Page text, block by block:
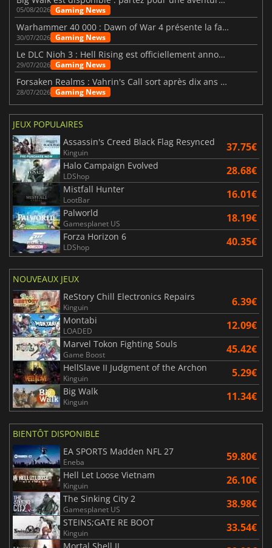
05/08/2026 Gaming News
Warhammer 40 000 : Dawn of War 4 présente la faction des Nécrons
30/07/2026 Gaming News
Le DLC Nioh 3 : Hell Rising est officiellement annoncé
29/07/2026 Gaming News
Forsaken Realms : Vahrin's Call sort après dix ans de développement
28/07/2026 Gaming News
JEUX POPULAIRES
Assassin's Creed Black Flag Resynced
Kinguin 37.75€
Halo Campaign Evolved
LDShop 28.68€
Mistfall Hunter
LootBar 16.01€
Palworld
Gamesplanet US 18.19€
Forza Horizon 6
LDShop 40.35€
NOUVEAUX JEUX
ReStory Chill Electronics Repairs
Kinguin 6.39€
Montabi
LOADED 12.09€
Marvel Tokon Fighting Souls
Game Boost 45.42€
HellSlave II Judgment of the Archon
Kinguin 5.29€
Big Walk
Kinguin 11.34€
BIENTÔT DISPONIBLE
EA SPORTS Madden NFL 27
Eneba 59.80€
Hell Let Loose Vietnam
Kinguin 26.10€
The Sinking City 2
Gamesplanet US 38.98€
STEINS;GATE RE BOOT
Kinguin 33.54€
Mortal Shell II